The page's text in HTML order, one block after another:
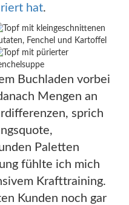
hat.
Buchladen vorbei
Mengen an
sprich
Paletten
fühlte ich mich
Krafttraining.
Kunden noch gar